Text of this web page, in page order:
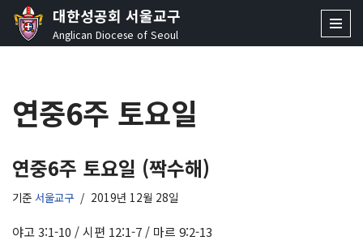
콘
로
건
뛰
기
대한성공회 서울교구
Anglican Diocese of Seoul
연중6주 토요일
연중6주 토요일 (짝수해)
기준 서울교구 2019년 12월 28일
야고 3:1-10 / 시편 12:1-7 / 마르 9:2-13